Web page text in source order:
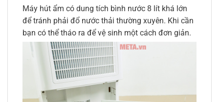
Máy hút ẩm có dung tích bình nước 8 lít khá lớn
để tránh phải đổ nước thải thường xuyên. Khi cần
bạn có thể tháo ra để vệ sinh một cách đơn giản.